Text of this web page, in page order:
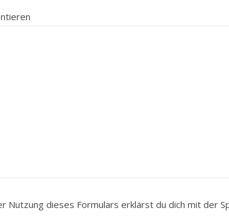
Nutzung dieses Formulars erklärst du dich mit der